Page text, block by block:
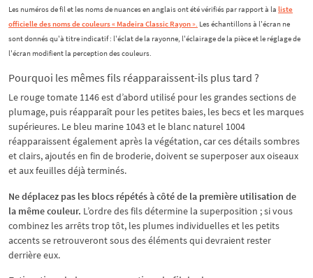
Les numéros de fil et les noms de nuances en anglais ont été vérifiés par rapport à la liste
officielle des noms de couleurs « Madeira Classic Rayon». Les échantillons à l'écran ne
sont donnés qu'à titre indicatif : l'éclat de la rayonne, l'éclairage de la pièce et le réglage de
l'écran modifient la perception des couleurs.
Pourquoi les mêmes fils réapparaissent-ils plus tard ?
Le rouge tomate 1146 est d’abord utilisé pour les grandes sections de
plumage, puis réapparaît pour les petites baies, les becs et les marques
supérieures. Le bleu marine 1043 et le blanc naturel 1004
réapparaissent également après la végétation, car ces détails sombres
et clairs, ajoutés en fin de broderie, doivent se superposer aux oiseaux
et aux feuilles déjà terminés.
Ne déplacez pas les blocs répétés à côté de la première utilisation de
la même couleur. L’ordre des fils détermine la superposition ; si vous
combinez les arrêts trop tôt, les plumes individuelles et les petits
accents se retrouveront sous des éléments qui devraient rester
derrière eux.